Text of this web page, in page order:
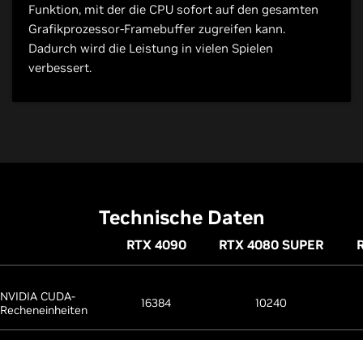
Funktion, mit der die CPU sofort auf den gesamten
Grafikprozessor-Framebuffer zugreifen kann.
Dadurch wird die Leistung in vielen Spielen
verbessert.
Technische Daten
RTX 4090 RTX 4080 SUPER
NVIDIA CUDA-
Recheneinheiten
16384 10240